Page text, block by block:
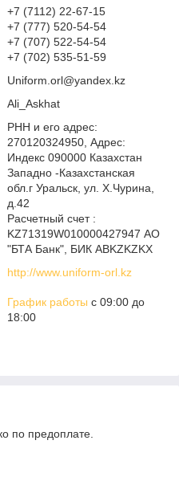
+7 (7112) 22-67-15
+7 (777) 520-54-54
+7 (707) 522-54-54
+7 (702) 535-51-59
Uniform.orl@yandex.kz
Ali_Askhat
РНН и его адрес:
270120324950, Адрес:
Индекс 090000 Казахстан
Западно -Казахстанская
обл.г Уральск, ул. Х.Чурина,
д.42
Расчетный счет :
KZ71319W010000427947 АО
"БТА Банк", БИК ABKZKZKX
http://www.uniform-orl.kz
График работы с 09:00 до
18:00
по предоплате.